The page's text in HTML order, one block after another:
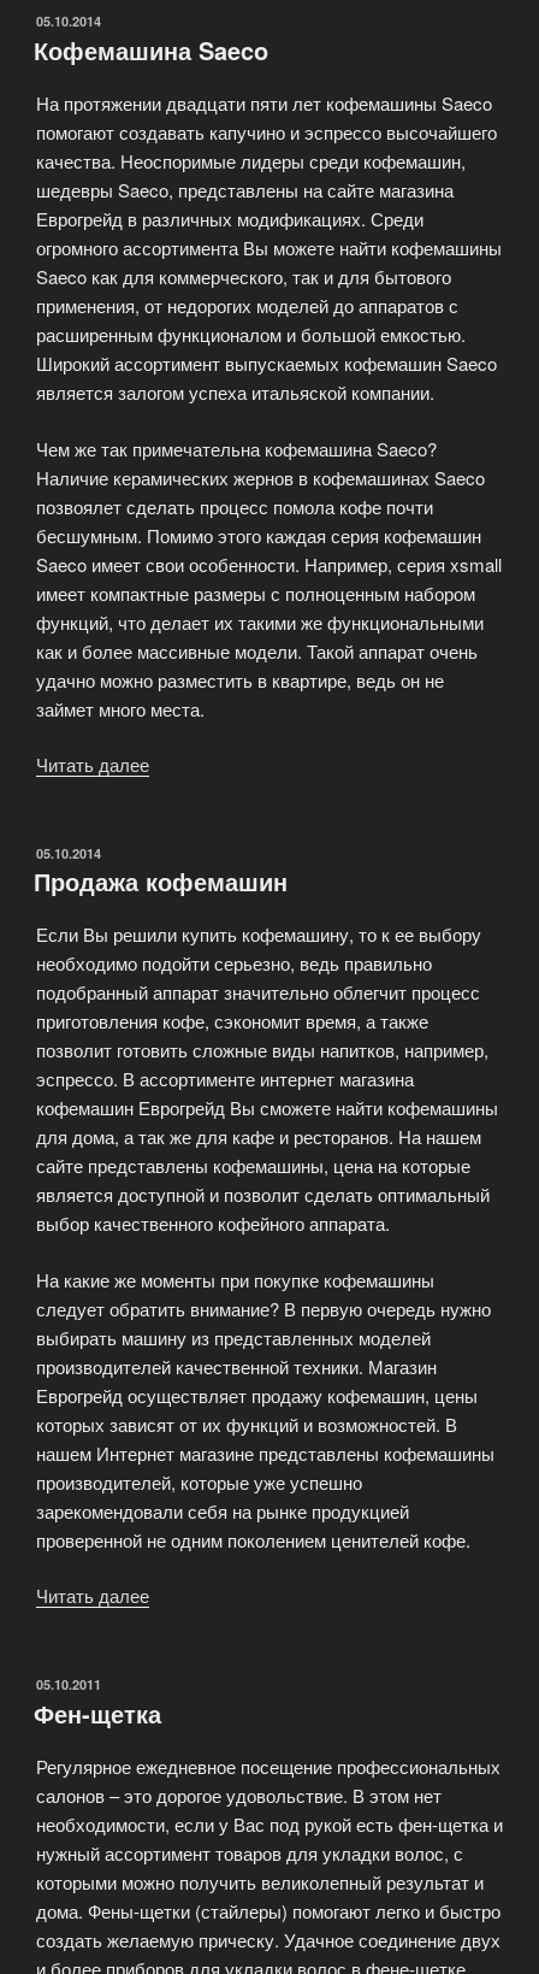
ОПУБЛИКОВАНО
05.10.2014
Кофемашина Saeco
На протяжении двадцати пяти лет кофемашины Saeco
помогают создавать капучино и эспрессо высочайшего
качества. Неоспоримые лидеры среди кофемашин,
шедевры Saeco, представлены на сайте магазина
Еврогрейд в различных модификациях. Среди
огромного ассортимента Вы можете найти кофемашины
Saeco как для коммерческого, так и для бытового
применения, от недорогих моделей до аппаратов с
расширенным функционалом и большой емкостью.
Широкий ассортимент выпускаемых кофемашин Saeco
является залогом успеха итальяской компании.
Чем же так примечательна кофемашина Saeco?
Наличие керамических жернов в кофемашинах Saeco
позвоялет сделать процесс помола кофе почти
бесшумным. Помимо этого каждая серия кофемашин
Saeco имеет свои особенности. Например, серия xsmall
имеет компактные размеры с полноценным набором
функций, что делает их такими же функциональными
как и более массивные модели. Такой аппарат очень
удачно можно разместить в квартире, ведь он не
займет много места.
Читать далее
ОПУБЛИКОВАНО
05.10.2014
Продажа кофемашин
Если Вы решили купить кофемашину, то к ее выбору
необходимо подойти серьезно, ведь правильно
подобранный аппарат значительно облегчит процесс
приготовления кофе, сэкономит время, а также
позволит готовить сложные виды напитков, например,
эспрессо. В ассортименте интернет магазина
кофемашин Еврогрейд Вы сможете найти кофемашины
для дома, а так же для кафе и ресторанов. На нашем
сайте представлены кофемашины, цена на которые
является доступной и позволит сделать оптимальный
выбор качественного кофейного аппарата.
На какие же моменты при покупке кофемашины
следует обратить внимание? В первую очередь нужно
выбирать машину из представленных моделей
производителей качественной техники. Магазин
Еврогрейд осуществляет продажу кофемашин, цены
которых зависят от их функций и возможностей. В
нашем Интернет магазине представлены кофемашины
производителей, которые уже успешно
зарекомендовали себя на рынке продукцией
проверенной не одним поколением ценителей кофе.
Читать далее
ОПУБЛИКОВАНО
05.10.2011
Фен-щетка
Регулярное ежедневное посещение профессиональных
салонов – это дорогое удовольствие. В этом нет
необходимости, если у Вас под рукой есть фен-щетка и
нужный ассортимент товаров для укладки волос, с
которыми можно получить великолепный результат и
дома. Фены-щетки (стайлеры) помогают легко и быстро
создать желаемую прическу. Удачное соединение двух
и более приборов для укладки волос в фене-щетке